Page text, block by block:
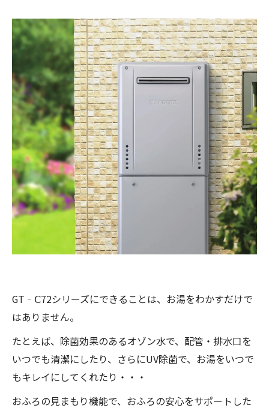
GT‐Ⅽ72シリーズにできることは、お湯をわかすだけで
はありません。
たとえば、除菌効果のあるオゾン水で、配管・排水口を
いつでも清潔にしたり、さらにUV除菌で、お湯をいつで
もキレイにしてくれたり・・・
おふろの見まもり機能で、おふろの安心をサポートした